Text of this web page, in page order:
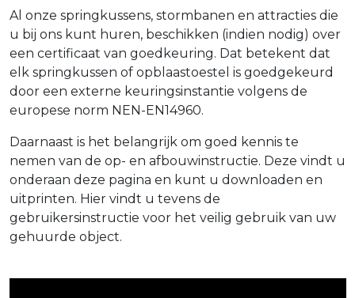
Al onze springkussens, stormbanen en attracties die
u bij ons kunt huren, beschikken (indien nodig) over
een certificaat van goedkeuring. Dat betekent dat
elk springkussen of opblaastoestel is goedgekeurd
door een externe keuringsinstantie volgens de
europese norm NEN-EN14960.
Daarnaast is het belangrijk om goed kennis te
nemen van de op- en afbouwinstructie. Deze vindt u
onderaan deze pagina en kunt u downloaden en
uitprinten. Hier vindt u tevens de
gebruikersinstructie voor het veilig gebruik van uw
gehuurde object.